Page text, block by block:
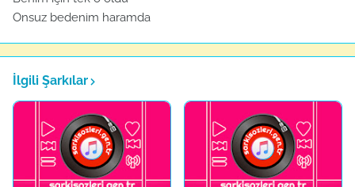
Onsuz bedenim haramda
İlgili Şarkılar